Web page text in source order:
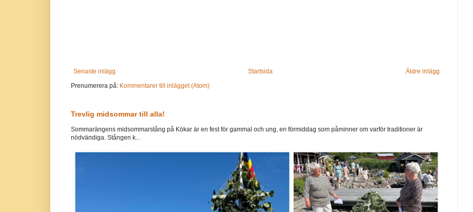
Senaste inlägg Äldre inlägg
Startsida
Prenumerera på: Kommentarer till inlägget (Atom)
Trevlig midsommar till alla!
Sommarängens midsommarstång på Kökar är en fest för gammal och ung, en förmiddag som påminner om varför traditioner är
nödvändiga. Stången k...